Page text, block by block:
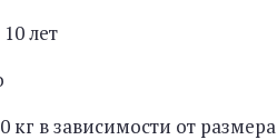
лет
кг в зависимости от размера